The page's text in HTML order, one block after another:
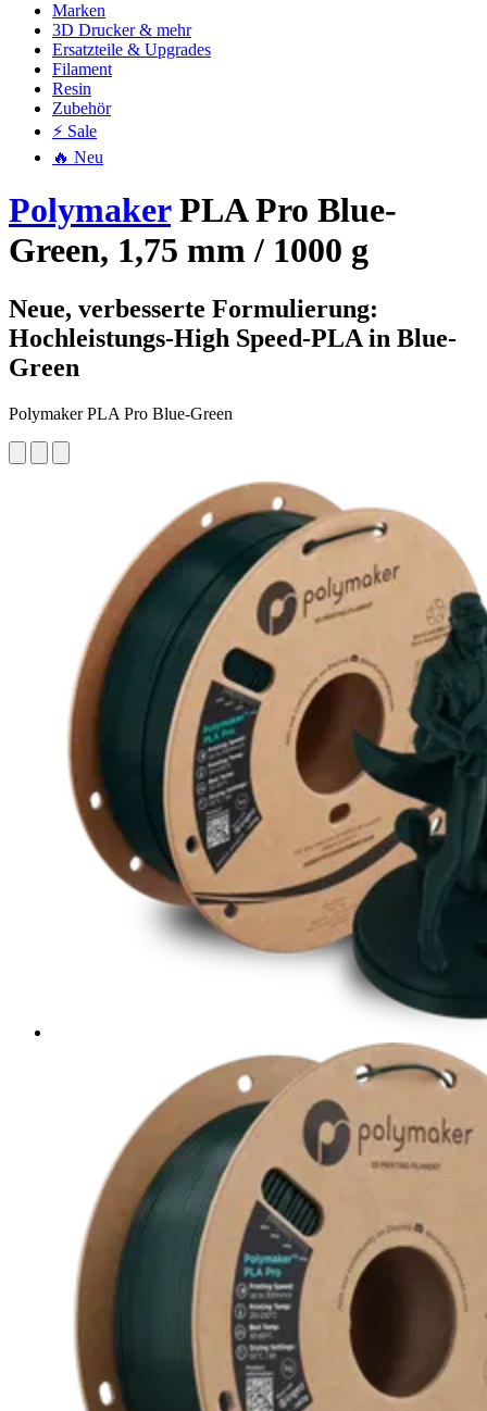
Marken
3D Drucker & mehr
Ersatzteile & Upgrades
Filament
Resin
Zubehör
⚡ Sale
🔥 Neu
PolymakerPLA Pro Blue-
Green, 1,75 mm / 1000 g
Neue, verbesserte Formulierung:
Hochleistungs-High Speed-PLA in Blue-
Green
Polymaker PLA Pro Blue-Green